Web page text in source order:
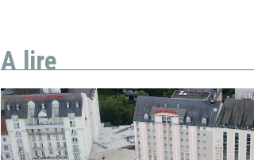
A lire